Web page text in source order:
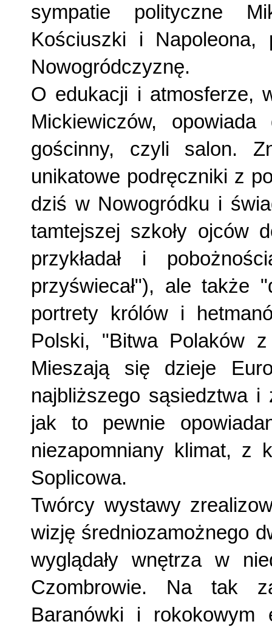
sympatie polityczne
Kościuszki i Napoleona,
Nowogródczyznę.
O edukacji i atmosferze,
Mickiewiczów,
gościnny, czyli salon.
unikatowe podręczniki z
dziś w Nowogródku i
tamtejszej szkoły ojców
przykładał i
przyświecał"), ale także
portrety królów i
Polski, "Bitwa Polaków z
Mieszają się dzieje
najbliższego sąsiedztwa
jak to pewnie
niezapomniany klimat, z
Soplicowa.
Twórcy wystawy
wizję średniozamożnego
wyglądały wnętrza w
Czombrowie. Na tak
Baranówki i rokokowym